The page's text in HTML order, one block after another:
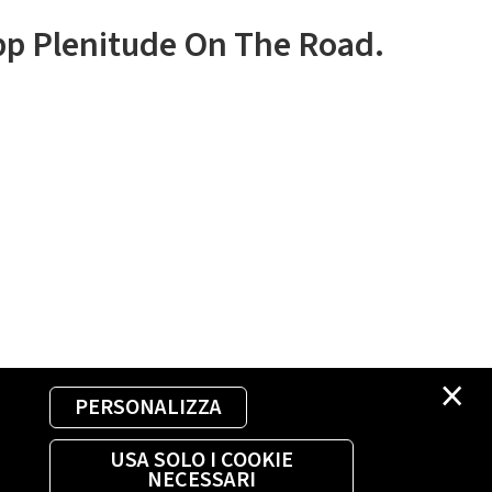
×
PERSONALIZZA
USA SOLO I COOKIE
NECESSARI
Plenitude On The Road.